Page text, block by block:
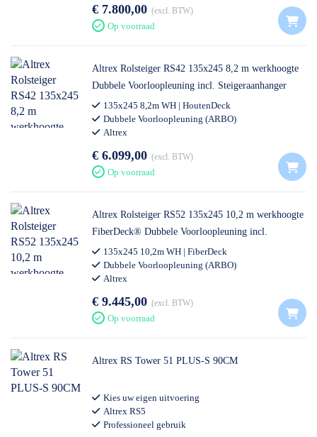
€ 7.800,00 excl. BTW
Op voorraad
Altrex Rolsteiger RS42 135x245 8,2 m werkhoogte
Dubbele Voorloopleuning incl. Steigeraanhanger
Open135x245 8,2m WH | HoutenDeck
Dubbele Voorloopleuning (ARBO)
Altrex
€ 6.099,00 excl. BTW
Op voorraad
Altrex Rolsteiger RS52 135x245 10,2 m werkhoogte
FiberDeck® Dubbele Voorloopleuning incl.
Steigeraanhanger DeLuxe
135x245 10,2m WH | FiberDeck
Dubbele Voorloopleuning (ARBO)
Altrex
€ 9.445,00 excl. BTW
Op voorraad
Altrex RS Tower 51 PLUS-S 90CM
Kies uw eigen uitvoering
Altrex RS5
Professioneel gebruik